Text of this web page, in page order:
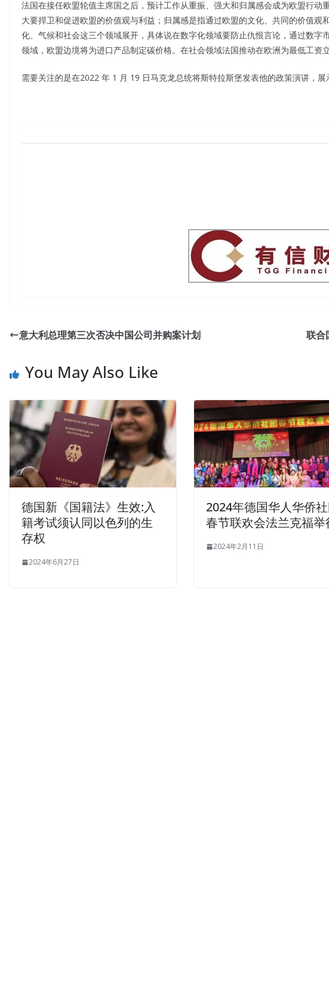
法国在接任欧盟轮值主席国之后，预计工作从重振、强大和归属感会成为欧盟行动
大要捍卫和促进欧盟的价值观与利益；归属感是指通过欧盟的文化、共同的价值
化、气候和社会这三个领域展开，具体说在数字化领域要防止仇恨言论，通过数字
领域，欧盟边境将为进口产品制定碳价格。在社会领域法国推动在欧洲为最低工资立
需要关注的是在2022 年 1 月 19 日马克龙总统将斯特拉斯堡发表他的政策演讲，展
意大利总理第三次否决中国公司并购案计划 联合
You May Also Like
德国新《国籍法》生效:入
籍考试须认同以色列的生
存权
2024年6月27日
2024年德国华人华侨
春节联欢会法兰克福举
2024年2月11日